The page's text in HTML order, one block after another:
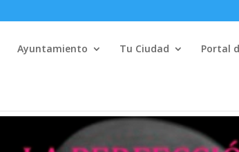
Ayuntamiento Tu Ciudad Portal